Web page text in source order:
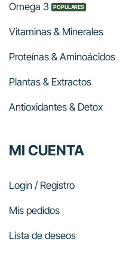
Omega 3
Vitaminas & Minerales
Proteínas & Aminoácidos
Plantas & Extractos
Antioxidantes & Detox
MI CUENTA
Login / Registro
Mis pedidos
Lista de deseos